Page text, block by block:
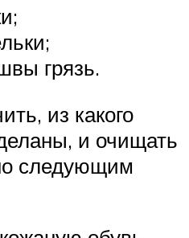
грязь.
из какого
и очищать
следующим